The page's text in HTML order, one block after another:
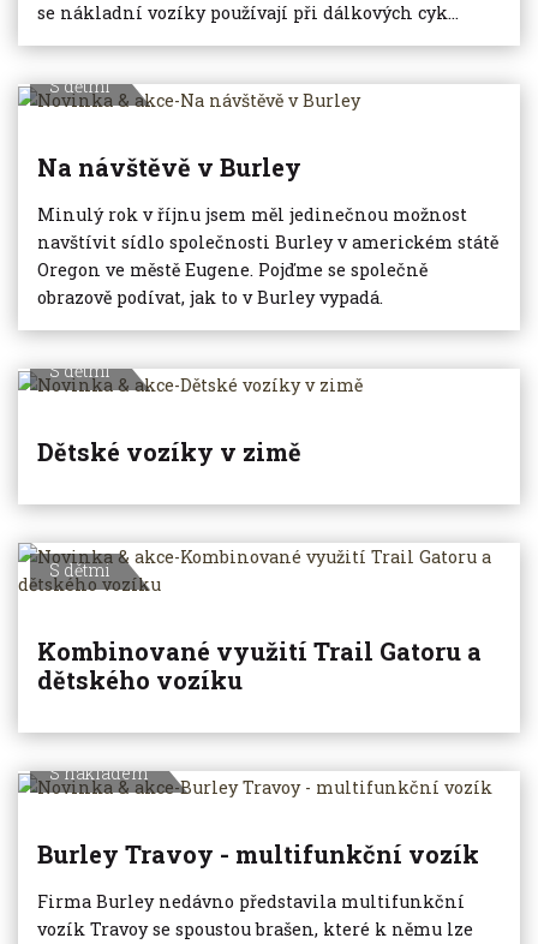
se nákladní vozíky používají při dálkových cyk...
S dětmi
Na návštěvě v Burley
Minulý rok v říjnu jsem měl jedinečnou možnost
navštívit sídlo společnosti Burley v americkém státě
Oregon ve městě Eugene. Pojďme se společně
obrazově podívat, jak to v Burley vypadá.
S dětmi
Dětské vozíky v zimě
S dětmi
Kombinované využití Trail Gatoru a
dětského vozíku
S nákladem
Burley Travoy - multifunkční vozík
Firma Burley nedávno představila multifunkční
vozík Travoy se spoustou brašen, které k němu lze